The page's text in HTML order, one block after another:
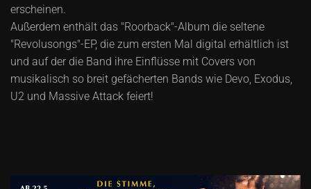
erscheinen.
Außerdem enthält das "Roorback"-Album die seltene
"Revolusongs"-EP, die zum ersten Mal digital erhältlich ist
und auf der die Band ihre Einflüsse mit Covers von
musikalisch so breit gefächerten Bands wie Devo, Exodus,
U2 und Massive Attack feiert!